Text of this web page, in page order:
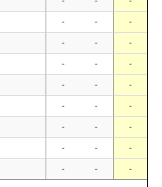
- - -
- - -
- - -
- - -
- - -
- - -
- - -
- - -